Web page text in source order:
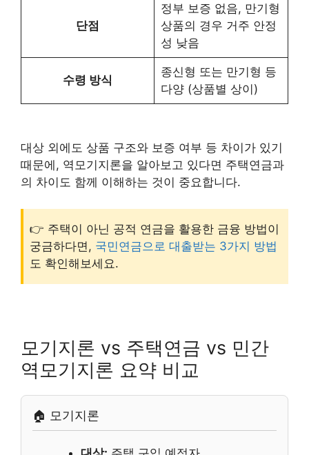
단점
정부 보증 없음, 만기형
상품의 경우 거주 안정
성 낮음
수령 방식
종신형 또는 만기형 등
다양 (상품별 상이)
대상 외에도 상품 구조와 보증 여부 등 차이가 있기
때문에, 역모기지론을 알아보고 있다면 주택연금과
의 차이도 함께 이해하는 것이 중요합니다.
👉 주택이 아닌 공적 연금을 활용한 금융 방법이
궁금하다면, 국민연금으로 대출받는 3가지 방법
도 확인해보세요.
모기지론 vs 주택연금 vs 민간
역모기지론 요약 비교
🏠 모기지론